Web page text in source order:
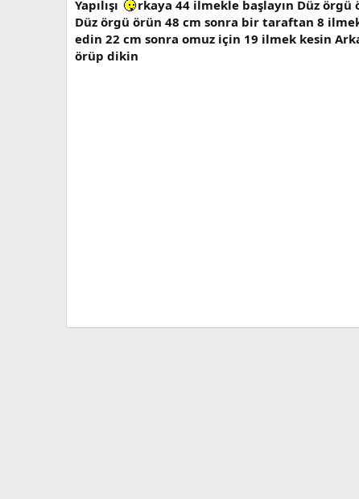
Yapılışı
rkaya 44 ilmekle başlayın Düz
Düz örgü örün 48 cm sonra bir taraftan 8
edin 22 cm sonra omuz için 19 ilmek kesin
örüp dikin